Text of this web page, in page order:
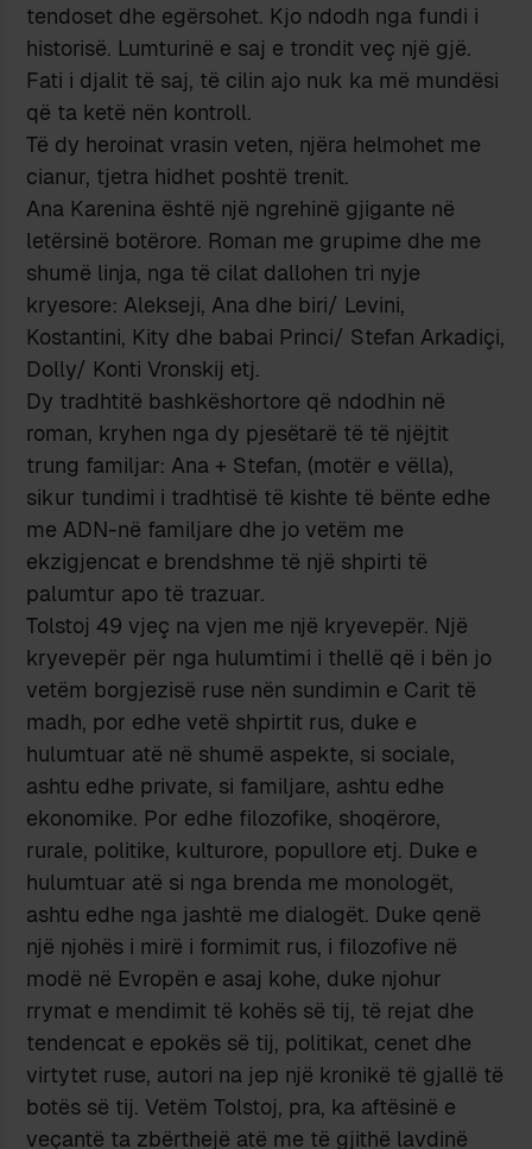
tendoset dhe egërsohet. Kjo ndodh nga fundi i
historisë. Lumturinë e saj e trondit veç një gjë.
Fati i djalit të saj, të cilin ajo nuk ka më mundësi
që ta ketë nën kontroll.
Të dy heroinat vrasin veten, njëra helmohet me
cianur, tjetra hidhet poshtë trenit.
Ana Karenina është një ngrehinë gjigante në
letërsinë botërore. Roman me grupime dhe me
shumë linja, nga të cilat dallohen tri nyje
kryesore: Alekseji, Ana dhe biri/ Levini,
Kostantini, Kity dhe babai Princi/ Stefan Arkadiçi,
Dolly/ Konti Vronskij etj.
Dy tradhtitë bashkëshortore që ndodhin në
roman, kryhen nga dy pjesëtarë të të njëjtit
trung familjar: Ana + Stefan, (motër e vëlla),
sikur tundimi i tradhtisë të kishte të bënte edhe
me ADN-në familjare dhe jo vetëm me
ekzigjencat e brendshme të një shpirti të
palumtur apo të trazuar.
Tolstoj 49 vjeç na vjen me një kryevepër. Një
kryevepër për nga hulumtimi i thellë që i bën jo
vetëm borgjezisë ruse nën sundimin e Carit të
madh, por edhe vetë shpirtit rus, duke e
hulumtuar atë në shumë aspekte, si sociale,
ashtu edhe private, si familjare, ashtu edhe
ekonomike. Por edhe filozofike, shoqërore,
rurale, politike, kulturore, popullore etj. Duke e
hulumtuar atë si nga brenda me monologët,
ashtu edhe nga jashtë me dialogët. Duke qenë
një njohës i mirë i formimit rus, i filozofive në
modë në Evropën e asaj kohe, duke njohur
rrymat e mendimit të kohës së tij, të rejat dhe
tendencat e epokës së tij, politikat, cenet dhe
virtytet ruse, autori na jep një kronikë të gjallë të
botës së tij. Vetëm Tolstoj, pra, ka aftësinë e
veçantë ta zbërthejë atë me të gjithë lavdinë